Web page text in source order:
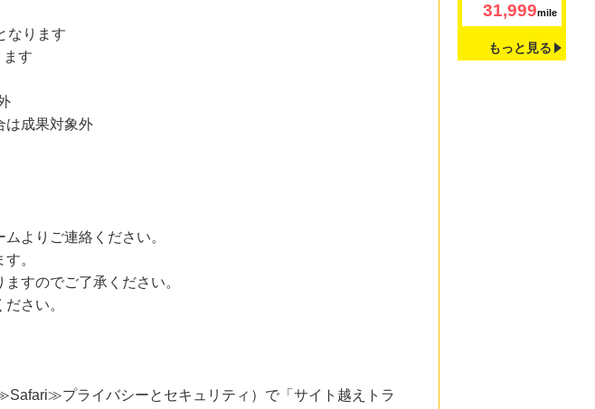
なります
す
は成果対象外
よりご連絡ください。
。
すのでご了承ください。
さい。
プライバシーとセキュリティ）で「サイト越えトラ
31,999mile
もっと見る